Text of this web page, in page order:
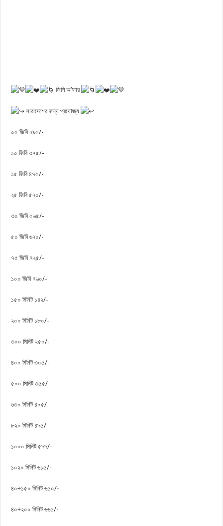
জিপি অ’ফার
সারাদেশের জন্য প্রযোজ্য
০৫ জিবি ২৯৫/-
১০ জিবি ৩৭৫/-
১৫ জিবি ৪৭৫/-
২৫ জিবি ৫২০/-
৩০ জিবি ৫৬৫/-
৫০ জিবি ৬২০/-
৭৫ জিবি ৭২৫/-
১০০ জিবি ৭৬০/-
১৫০ মিনিট ১৪২/-
২০০ মিনিট ১৮০/-
৩০০ মিনিট ২৫০/-
৪০০ মিনিট ৩০৫/-
৫০০ মিনিট ৩৫৫/-
৬৩০ মিনিট ৪০৫/-
৮২০ মিনিট ৪৯৫/-
১০০০ মিনিট ৫৯৯/-
১০২০ মিনিট ৬১৫/-
৪০+১৫০ মিনিট ৬৫০/-
৪০+২০০ মিনিট ৬৬৫/-